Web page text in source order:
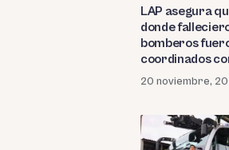
LAP asegura
donde
bomberos
coordinados
20 noviembre,